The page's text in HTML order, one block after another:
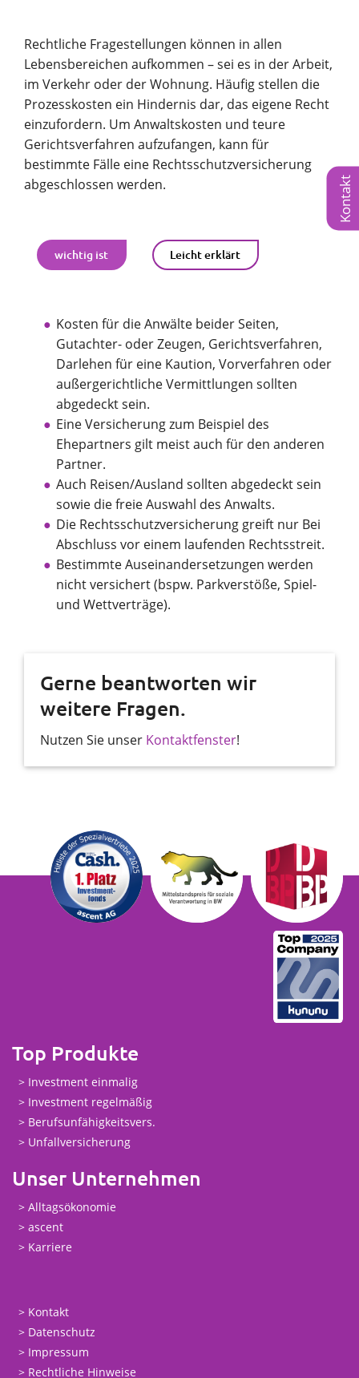
Rechtliche Fragestellungen können in allen
Lebensbereichen aufkommen – sei es in der Arbeit,
im Verkehr oder der Wohnung. Häufig stellen die
Prozesskosten ein Hindernis dar, das eigene Recht
einzufordern. Um Anwaltskosten und teure
Gerichtsverfahren aufzufangen, kann für
bestimmte Fälle eine Rechtsschutzversicherung
abgeschlossen werden.
wichtig ist Leicht erklärt
Kosten für die Anwälte beider Seiten,
Gutachter- oder Zeugen, Gerichtsverfahren,
Darlehen für eine Kaution, Vorverfahren oder
außergerichtliche Vermittlungen sollten
abgedeckt sein.
Eine Versicherung zum Beispiel des
Ehepartners gilt meist auch für den anderen
Partner.
Auch Reisen/Ausland sollten abgedeckt sein
sowie die freie Auswahl des Anwalts.
Die Rechtsschutzversicherung greift nur Bei
Abschluss vor einem laufenden Rechtsstreit.
Bestimmte Auseinandersetzungen werden
nicht versichert (bspw. Parkverstöße, Spiel-
und Wettverträge).
Gerne beantworten wir
weitere Fragen.
Nutzen Sie unser Kontaktfenster!
Kontakt
Top Produkte
Investment einmalig
Investment regelmäßig
Berufsunfähigkeitsvers.
Unfallversicherung
Unser Unternehmen
Alltagsökonomie
ascent
Karriere
Kontakt
Datenschutz
Impressum
Rechtliche Hinweise